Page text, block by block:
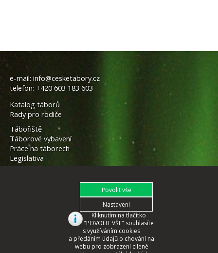
e-mail: info@cesketabory.cz
telefon: +420 603 183 603
Katalog táborů
Rady pro rodiče
Tábořiště
Táborové vybavení
Práce na táborech
Legislativa
Kliknutím na tlačítko
"POVOLIT VŠE" souhlasíte
s využíváním cookies
a předáním údajů o chování na
webu pro zobrazení cílené